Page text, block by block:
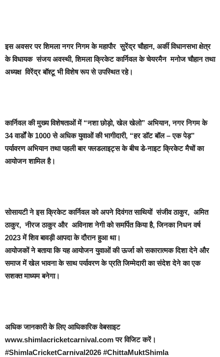
इस अवसर पर शिमला नगर निगम के महापौर सुरेंद्र चौहान, अर्की विधानसभा क्षेत्र
के विधायक संजय अवस्थी, शिमला क्रिकेट कार्निवल के चेयरमैन मनोज चौहान तथा
अध्यक्ष विरेंद्र बॉश्टू भी विशेष रूप से उपस्थित रहे।
कार्निवल की मुख्य विशेषताओं में “नशा छोड़ो, खेल खेलो” अभियान, नगर निगम के
34 वार्डों के 1000 से अधिक युवाओं की भागीदारी, “हर डॉट बॉल – एक पेड़”
पर्यावरण अभियान तथा पहली बार फ्लडलाइट्स के बीच डे-नाइट क्रिकेट मैचों का
आयोजन शामिल है।
सोसायटी ने इस क्रिकेट कार्निवल को अपने दिवंगत साथियों संजीव ठाकुर, अमित
ठाकुर, नीरज ठाकुर और अविनाश नेगी को समर्पित किया है, जिनका निधन वर्ष
2023 में शिव बावड़ी आपदा के दौरान हुआ था।
आयोजकों ने बताया कि यह आयोजन युवाओं की ऊर्जा को सकारात्मक दिशा देने और
समाज में खेल भावना के साथ पर्यावरण के प्रति जिम्मेदारी का संदेश देने का एक
सशक्त माध्यम बनेगा।
अधिक जानकारी के लिए आधिकारिक वेबसाइट
www.shimlacricketcarnival.com पर विजिट करें।
#ShimlaCricketCarnival2026 #ChittaMuktShimla